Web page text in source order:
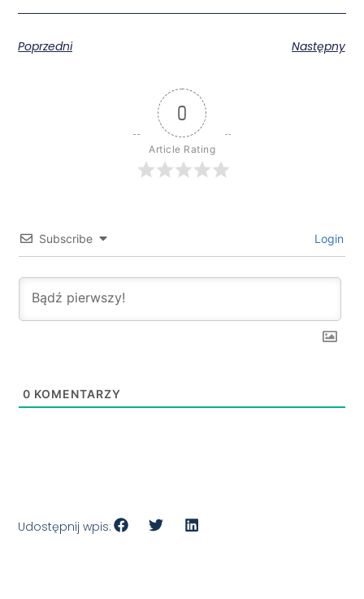
Poprzedni Następny
0
Article Rating
Subscribe Login
0 KOMENTARZY
Udostępnij wpis: